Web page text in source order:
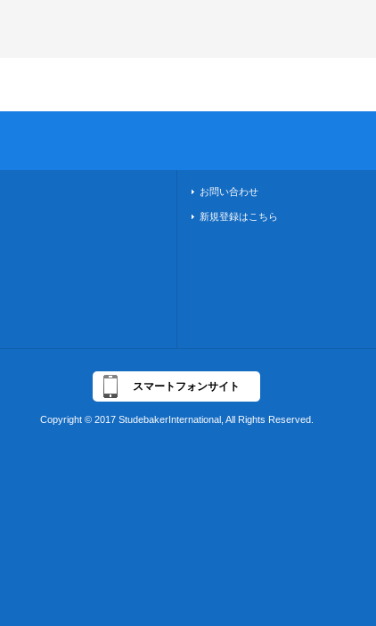
お問い合わせ
新規登録はこちら
スマートフォンサイト
Copyright © 2017 StudebakerInternational, All Rights Reserved.